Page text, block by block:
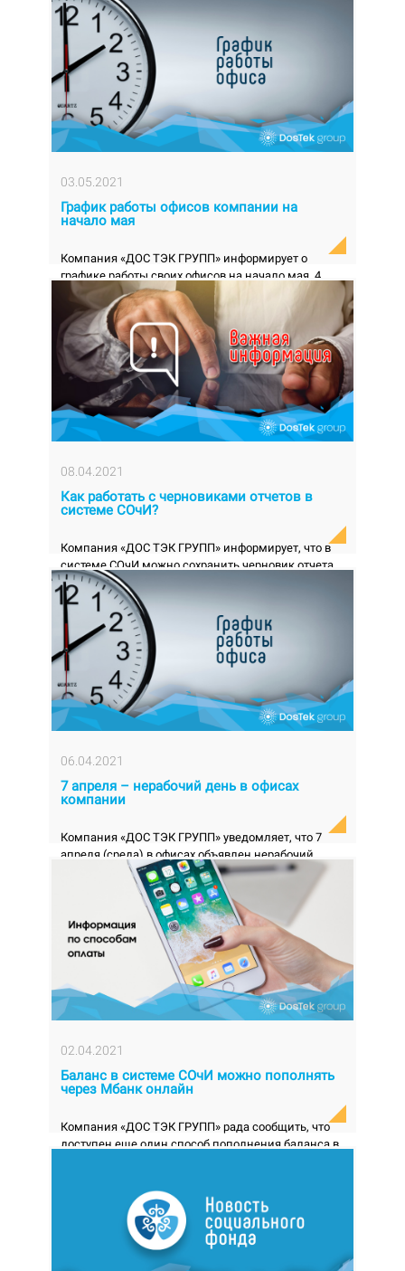
день в связи с празднованием Орозо Айт. Напо...
03.05.2021
График работы офисов компании на
начало мая
Компания «ДОС ТЭК ГРУПП» информирует о
графике работы своих офисов на начало мая. 4
мая (вторник) – офисы работают в режиме
укорочен...
08.04.2021
Как работать с черновиками отчетов в
системе СОчИ?
Компания «ДОС ТЭК ГРУПП» информирует, что в
системе СОчИ можно сохранить черновик отчета.
Если при заполнении отчета вам необходимо ...
06.04.2021
7 апреля – нерабочий день в офисах
компании
Компания «ДОС ТЭК ГРУПП» уведомляет, что 7
апреля (среда) в офисах объявлен нерабочий
день. Все остальные рабочие дни офисы
компании ра...
02.04.2021
Баланс в системе СОчИ можно пополнять
через Мбанк онлайн
Компания «ДОС ТЭК ГРУПП» рада сообщить, что
доступен еще один способ пополнения баланса в